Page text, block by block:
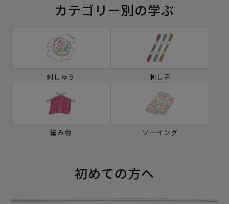
カテゴリー別の学ぶ
刺しゅう 刺し子
編み物 ソーイング
初めての方へ